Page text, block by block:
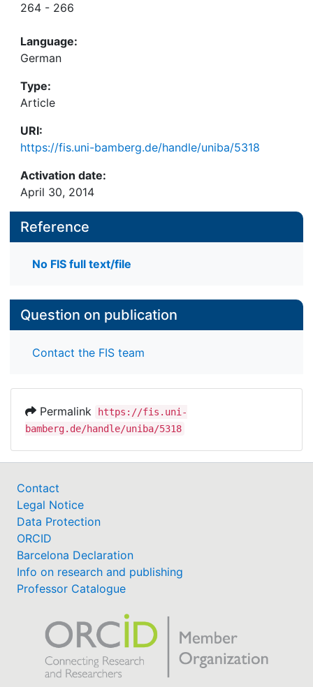
264 - 266
Language:
German
Type:
Article
URI:
https://fis.uni-bamberg.de/handle/uniba/5318
Activation date:
April 30, 2014
Reference
No FIS full text/file
Question on publication
Contact the FIS team
Permalink
https://fis.uni-
bamberg.de/handle/uniba/5318
Contact
Legal Notice
Data Protection
ORCID
Barcelona Declaration
Info on research and publishing
Professor Catalogue